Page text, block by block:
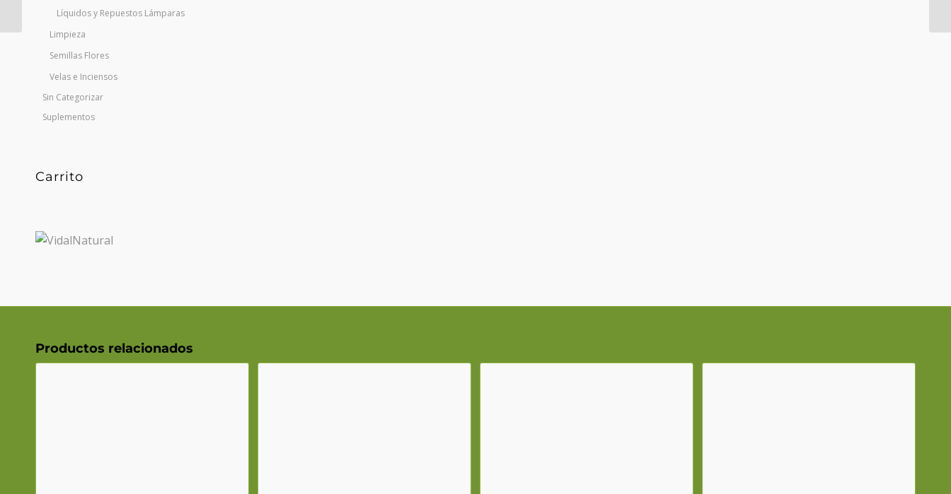
Líquidos y Repuestos Lámparas
Limpieza
Semillas Flores
Velas e Inciensos
Sin Categorizar
Suplementos
Carrito
Productos relacionados
Silvestre